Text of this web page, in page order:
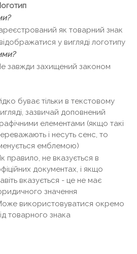
як товарний знак
у вигляді логотипу
завжди захищений законом
буває тільки в текстовому
зазвичай доповнений
елементами (якщо такі
і несуть сенс, то
емблемою)
правило, не вказується в
документах, і якщо
вказується - це не має
значення
використовуватися окремо
товарного знака